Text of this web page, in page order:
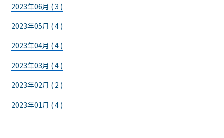
2023年06月 ( 3 )
2023年05月 ( 4 )
2023年04月 ( 4 )
2023年03月 ( 4 )
2023年02月 ( 2 )
2023年01月 ( 4 )